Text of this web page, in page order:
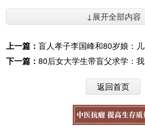
↓展开全部内容
上一篇： 盲人孝子李国峰和80岁娘：儿看不见 也要照顾好你
下一篇： 80后女大学生带盲父求学：我爸在街上拉二胡
返回首页